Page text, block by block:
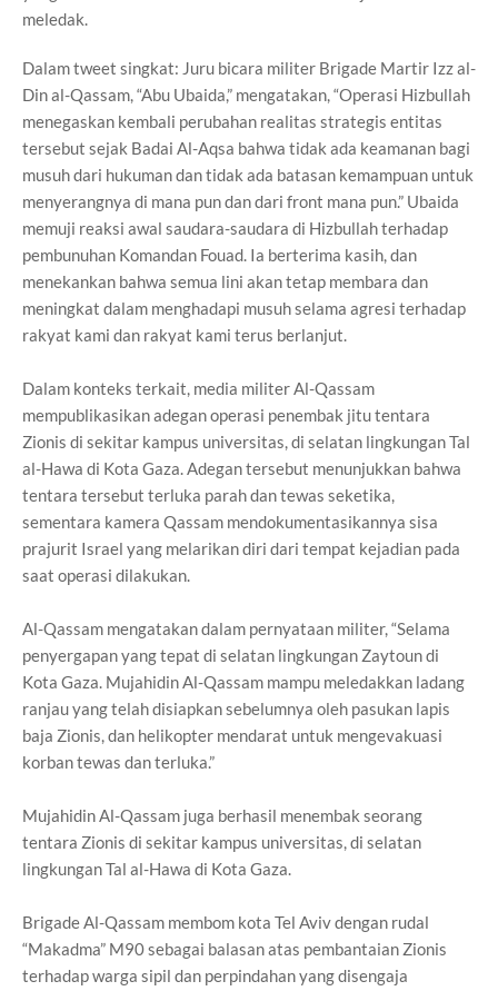
meledak.
Dalam tweet singkat: Juru bicara militer Brigade Martir Izz al-
Din al-Qassam, “Abu Ubaida,” mengatakan, “Operasi Hizbullah
menegaskan kembali perubahan realitas strategis entitas
tersebut sejak Badai Al-Aqsa bahwa tidak ada keamanan bagi
musuh dari hukuman dan tidak ada batasan kemampuan untuk
menyerangnya di mana pun dan dari front mana pun.” Ubaida
memuji reaksi awal saudara-saudara di Hizbullah terhadap
pembunuhan Komandan Fouad. Ia berterima kasih, dan
menekankan bahwa semua lini akan tetap membara dan
meningkat dalam menghadapi musuh selama agresi terhadap
rakyat kami dan rakyat kami terus berlanjut.
Dalam konteks terkait, media militer Al-Qassam
mempublikasikan adegan operasi penembak jitu tentara
Zionis di sekitar kampus universitas, di selatan lingkungan Tal
al-Hawa di Kota Gaza. Adegan tersebut menunjukkan bahwa
tentara tersebut terluka parah dan tewas seketika,
sementara kamera Qassam mendokumentasikannya sisa
prajurit Israel yang melarikan diri dari tempat kejadian pada
saat operasi dilakukan.
Al-Qassam mengatakan dalam pernyataan militer, “Selama
penyergapan yang tepat di selatan lingkungan Zaytoun di
Kota Gaza. Mujahidin Al-Qassam mampu meledakkan ladang
ranjau yang telah disiapkan sebelumnya oleh pasukan lapis
baja Zionis, dan helikopter mendarat untuk mengevakuasi
korban tewas dan terluka.”
Mujahidin Al-Qassam juga berhasil menembak seorang
tentara Zionis di sekitar kampus universitas, di selatan
lingkungan Tal al-Hawa di Kota Gaza.
Brigade Al-Qassam membom kota Tel Aviv dengan rudal
“Makadma” M90 sebagai balasan atas pembantaian Zionis
terhadap warga sipil dan perpindahan yang disengaja